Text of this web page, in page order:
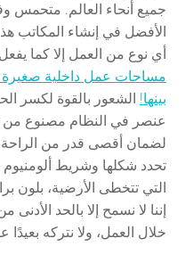
جميع أنحاء العالم.
الأفضل في إنشاء المكاتب
أي نوع من العمل إلا كما
مساحات عمل داخلية
بينها! الشعور بالقوة لكسر
عنصر في النظام مصنوع من
لضمان أقصى قدر من الراحة،
تحدد شكلها وشريط ألومنيوم
التي تتخطى الأرضية، بلون
إننا لا نسمح إلا بالحد
خلال العمل، ولا نتركه